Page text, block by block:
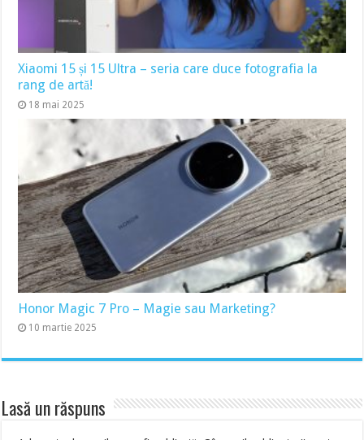
Xiaomi 15 și 15 Ultra – seria care duce fotografia la
rang de artă!
18 mai 2025
Honor Magic 7 Pro – Magie sau Marketing?
10 martie 2025
Lasă un răspuns